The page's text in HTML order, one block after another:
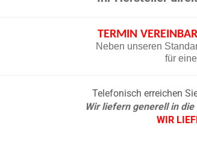
TERMIN
Neben unseren
für
Telefonisch erreichen
Wir liefern generell in
WIR